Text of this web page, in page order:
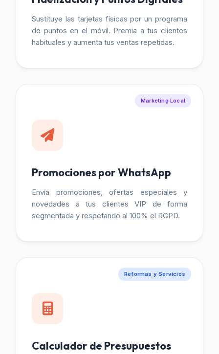
Sustituye las tarjetas físicas por un programa
de puntos en el móvil. Premia a tus clientes
habituales y aumenta tus ventas repetidas.
Marketing Local
Promociones por WhatsApp
Envía promociones, ofertas especiales y
novedades a tus clientes VIP de forma
segmentada y respetando al 100% el RGPD.
Reformas y Servicios
Calculador de Presupuestos